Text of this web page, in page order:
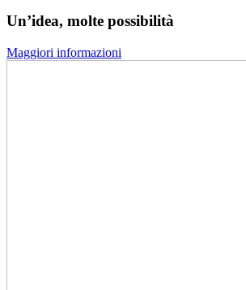
Un’idea, molte possibilità
Maggiori informazioni